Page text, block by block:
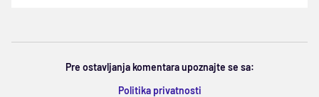
Pre ostavljanja komentara upoznajte se sa:
Politika privatnosti